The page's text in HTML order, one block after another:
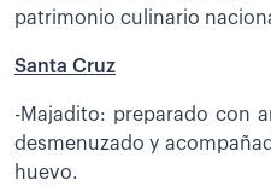
patrimonio culinario
Santa Cruz
-Majadito: preparado con
desmenuzado y
huevo.